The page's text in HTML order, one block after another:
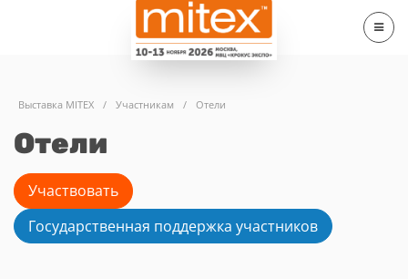
Выставка MITEX / Участникам / Отели
Отели
Участвовать
Государственная поддержка участников